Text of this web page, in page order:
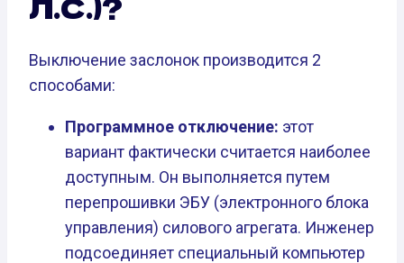
Выключение заслонок производится 2
способами:
Программное отключение: этот
вариант фактически считается наиболее
доступным. Он выполняется путем
перепрошивки ЭБУ (электронного блока
управления) силового агрегата. Инженер
подсоединяет специальный компьютер